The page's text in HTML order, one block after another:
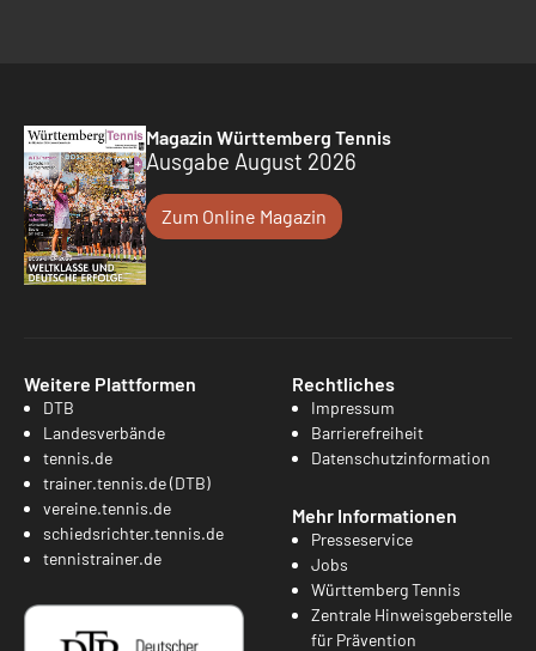
Magazin Württemberg Tennis
Ausgabe August 2026
Zum Online Magazin
Weitere Plattformen
DTB
Landesverbände
tennis.de
trainer.tennis.de (DTB)
vereine.tennis.de
schiedsrichter.tennis.de
tennistrainer.de
Rechtliches
Impressum
Barrierefreiheit
Datenschutzinformation
Mehr Informationen
Presseservice
Jobs
Württemberg Tennis
Zentrale Hinweisgeberstelle
für Prävention